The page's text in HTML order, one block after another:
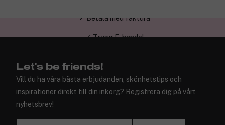
Let's be friends!
Vill du ha våra bästa erbjudanden, skönhetstips och
inspirationer direkt till din inkorg? Registrera dig på vårt
nyhetsbrev!